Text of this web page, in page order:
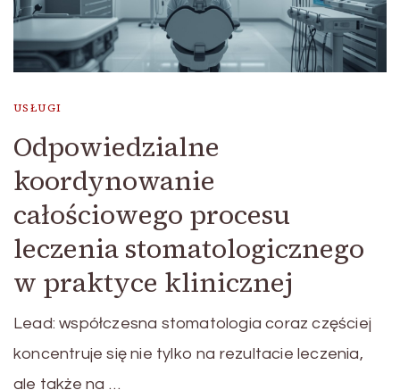
USŁUGI
Odpowiedzialne
koordynowanie
całościowego procesu
leczenia stomatologicznego
w praktyce klinicznej
Lead: współczesna stomatologia coraz częściej
koncentruje się nie tylko na rezultacie leczenia,
ale także na …